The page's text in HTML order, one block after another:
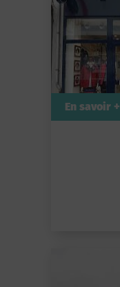
En savoir +